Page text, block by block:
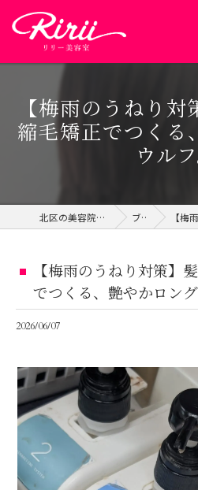
【梅雨のうねり
縮毛矯正でつくる
ウル
北区の美容院ならリリー美容室 ブログ 【梅雨の
【梅雨のうねり対策】
でつくる、艶やかロング
2026/06/07